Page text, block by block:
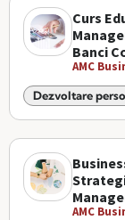
Curs
Banci
AMC
Dezvoltare
AMC